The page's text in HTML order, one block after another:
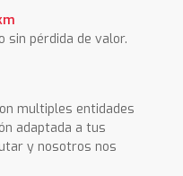
sin pérdida de valor.
multiples entidades
adaptada a tus
y nosotros nos